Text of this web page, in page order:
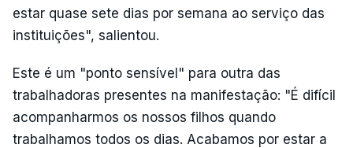
estar quase sete dias por semana ao serviço das
instituições", salientou.
Este é um "ponto sensível" para outra das
trabalhadoras presentes na manifestação: "É difícil
acompanharmos os nossos filhos quando
trabalhamos todos os dias. Acabamos por estar a